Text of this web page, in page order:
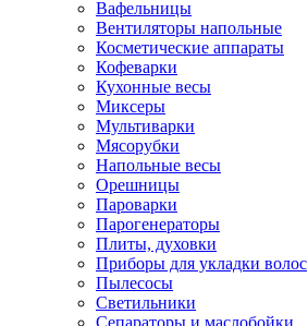
Вафельницы
Вентиляторы напольные
Косметические аппараты
Кофеварки
Кухонные весы
Миксеры
Мультиварки
Мясорубки
Напольные весы
Орешницы
Пароварки
Парогенераторы
Плиты, духовки
Приборы для укладки волос
Пылесосы
Светильники
Сепараторы и маслобойки